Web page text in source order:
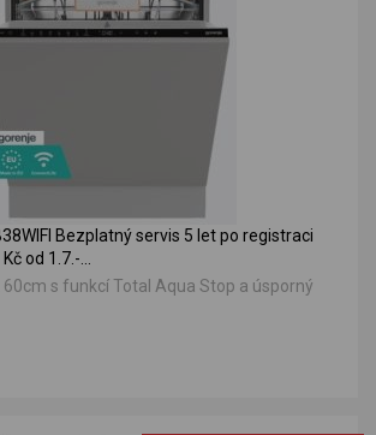
Bezplatný servis 5 let po registraci
od 1.7.-...
s funkcí Total Aqua Stop a úsporný